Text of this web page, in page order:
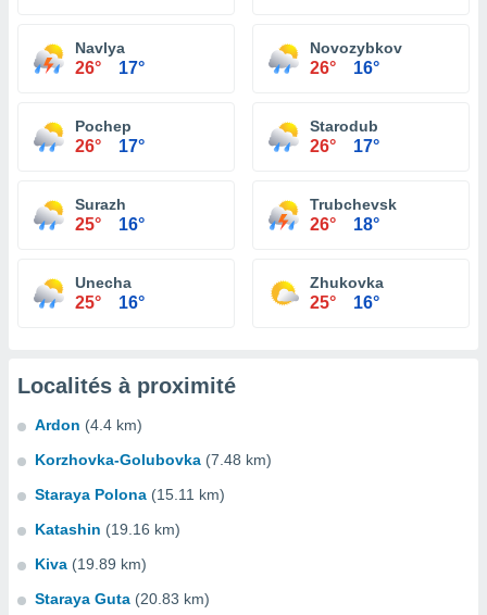
Navlya
26° 17°
Novozybkov
26° 16°
Pochep
26° 17°
Starodub
26° 17°
Surazh
25° 16°
Trubchevsk
26° 18°
Unecha
25° 16°
Zhukovka
25° 16°
Localités à proximité
Ardon (4.4 km)
Korzhovka-Golubovka (7.48 km)
Staraya Polona (15.11 km)
Katashin (19.16 km)
Kiva (19.89 km)
Staraya Guta (20.83 km)